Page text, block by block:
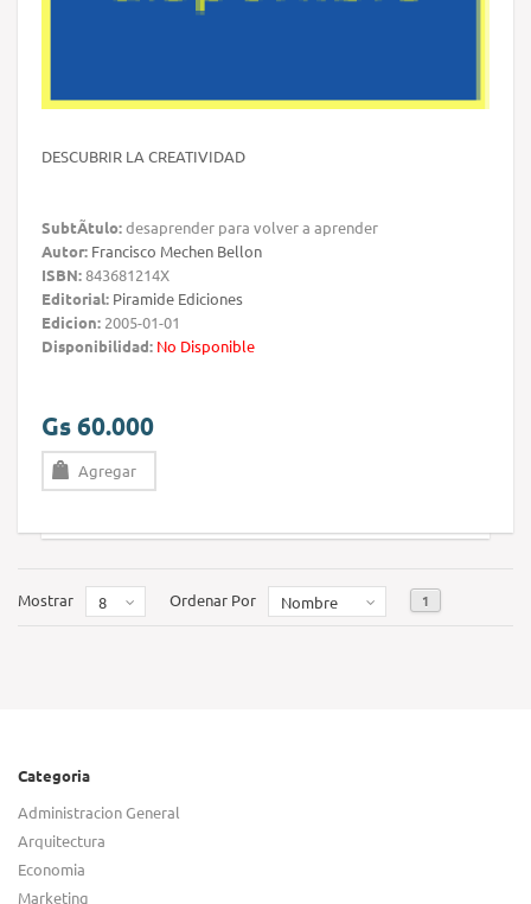
DESCUBRIR LA CREATIVIDAD
SubtÃ­tulo:desaprender para volver a aprender
Autor: Francisco Mechen Bellon
ISBN:843681214X
Editorial: Piramide Ediciones
Edicion: 2005-01-01
Disponibilidad: No Disponible
Gs 60.000
Agregar
Mostrar 8 Ordenar Por Nombre 1
Categoria
Administracion General
Arquitectura
Economia
Marketing